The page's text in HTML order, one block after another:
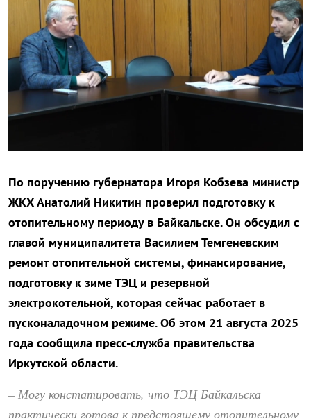
По поручению губернатора Игоря Кобзева министр
ЖКХ Анатолий Никитин проверил подготовку к
отопительному периоду в Байкальске. Он обсудил с
главой муниципалитета Василием Темгеневским
ремонт отопительной системы, финансирование,
подготовку к зиме ТЭЦ и резервной
электрокотельной, которая сейчас работает в
пусконаладочном режиме. Об этом 21 августа 2025
года сообщила пресс-служба правительства
Иркутской области.
– Могу констатировать, что ТЭЦ Байкальска
практически готова к предстоящему отопительному